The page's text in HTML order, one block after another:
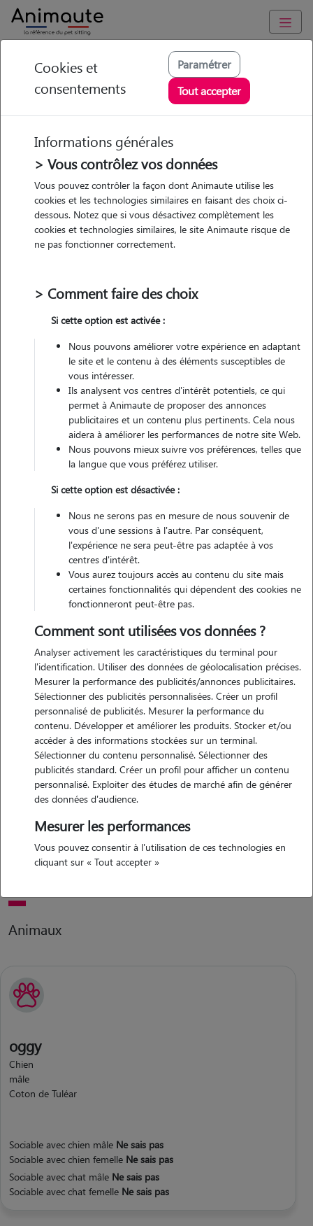
Animaute Normandie La Hague
Nina - Petsitter à LA
HAGUE
• 20 ans
Véhiculé
Contacter
L'envoi d'une demande est sans engagement
Motivation
bonjour, je m'appelle nina, je suis en licence de sociologie j'ai 18 ans.
je souhaite garder tes chiens car j'attends le contact avec les animaux.
j'ai moi-même un chien que j'adore m'en occuper et le nourrir le
sortir et jouer avec
Expérience
je garde de nombreuses fois le chien de ma voisine pendant ses
également un chien depuis mon enfance j'ai donc toujours vécu d'un
Animaux
oggy
Chien
mâle
Coton de Tuléar
Sociable avec chien mâle Ne sais pas
Sociable avec chien femelle Ne sais pas
Sociable avec chat mâle Ne sais pas
Sociable avec chat femelle Ne sais pas
Cookies et
consentements
Paramétrer
Tout accepter
Informations générales
> Vous contrôlez vos données
Vous pouvez contrôler la façon dont Animaute utilise les
cookies et les technologies similaires en faisant des choix ci-
dessous. Notez que si vous désactivez complètement les
cookies et technologies similaires, le site Animaute risque de
ne pas fonctionner correctement.
> Comment faire des choix
Si cette option est activée :
Nous pouvons améliorer votre expérience en adaptant
le site et le contenu à des éléments susceptibles de
vous intéresser.
Ils analysent vos centres d'intérêt potentiels, ce qui
permet à Animaute de proposer des annonces
publicitaires et un contenu plus pertinents. Cela nous
aidera à améliorer les performances de notre site Web.
Nous pouvons mieux suivre vos préférences, telles que
la langue que vous préférez utiliser.
Si cette option est désactivée :
Nous ne serons pas en mesure de nous souvenir de
vous d'une sessions à l'autre. Par conséquent,
l'expérience ne sera peut-être pas adaptée à vos
centres d'intérêt.
Vous aurez toujours accès au contenu du site mais
certaines fonctionnalités qui dépendent des cookies ne
fonctionneront peut-être pas.
Comment sont utilisées vos données ?
Analyser activement les caractéristiques du terminal pour
l'identification. Utiliser des données de géolocalisation précises.
Mesurer la performance des publicités/annonces publicitaires.
Sélectionner des publicités personnalisées. Créer un profil
personnalisé de publicités. Mesurer la performance du
contenu. Développer et améliorer les produits. Stocker et/ou
accéder à des informations stockées sur un terminal.
Sélectionner du contenu personnalisé. Sélectionner des
publicités standard. Créer un profil pour afficher un contenu
personnalisé. Exploiter des études de marché afin de générer
des données d'audience.
Mesurer les performances
Vous pouvez consentir à l'utilisation de ces technologies en
cliquant sur « Tout accepter »